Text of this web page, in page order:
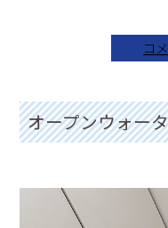
コ
オープンウォー